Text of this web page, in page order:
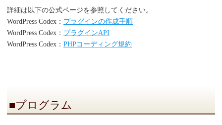
詳細は以下の公式ページを参照してください。
WordPress Codex： プラグインの作成手順
WordPress Codex： プラグインAPI
WordPress Codex： PHPコーディング規約
■プログラム